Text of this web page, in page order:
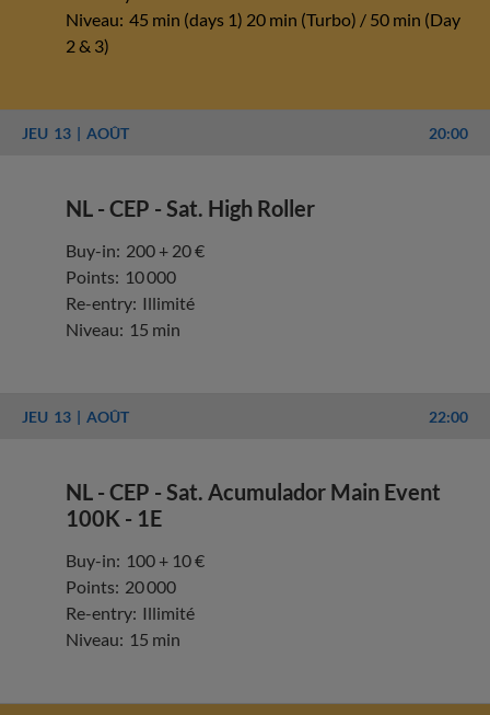
Niveau: 45 min (days 1) 20 min (Turbo) / 50 min (Day
2 & 3)
JEU 13 AOÛT 20:00
NL - CEP - Sat. High Roller
Buy-in: 200 + 20 €
Points: 10 000
Re-entry: Illimité
Niveau: 15 min
JEU 13 AOÛT 22:00
NL - CEP - Sat. Acumulador Main Event
100K - 1E
Buy-in: 100 + 10 €
Points: 20 000
Re-entry: Illimité
Niveau: 15 min